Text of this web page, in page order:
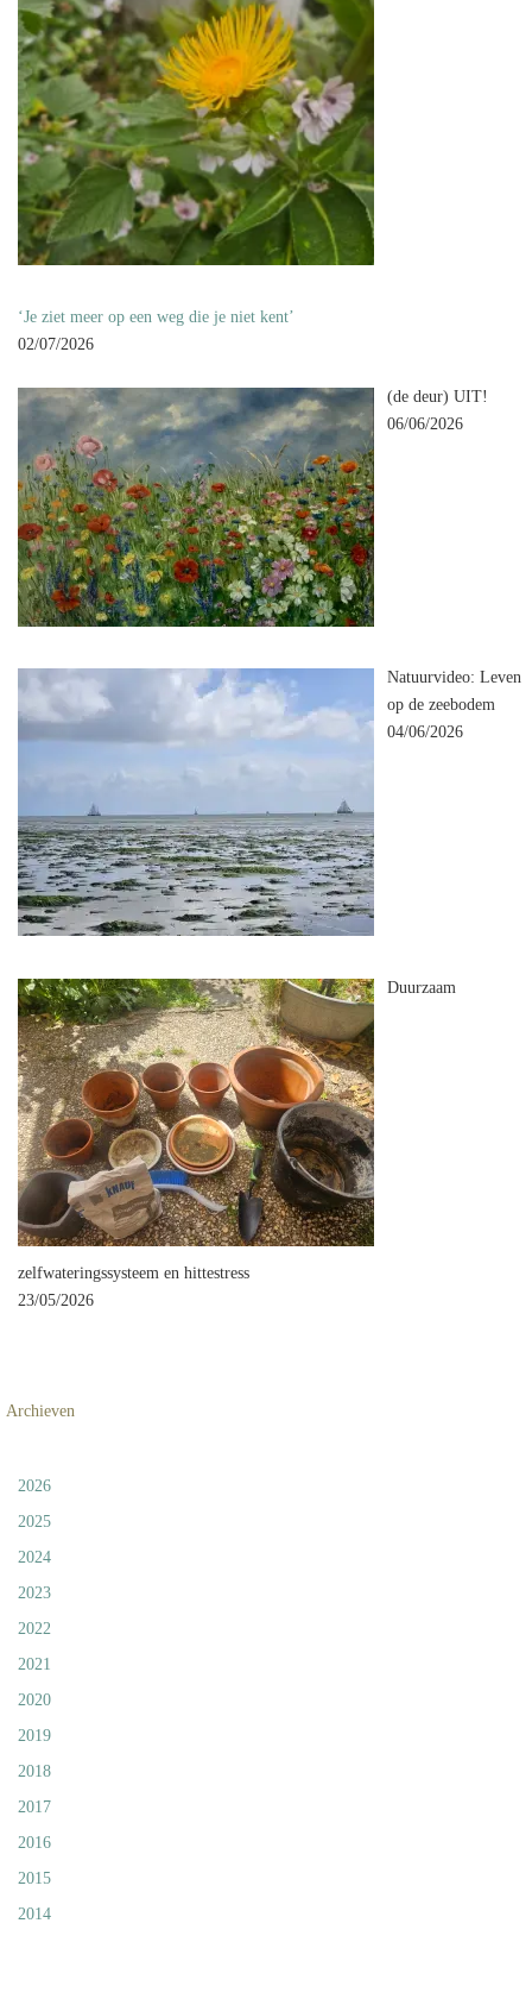
‘Je ziet meer op een weg die je niet kent’
02/07/2026
(de deur) UIT!
06/06/2026
Natuurvideo: Leven
op de zeebodem
04/06/2026
Duurzaam
zelfwateringssysteem en hittestress
23/05/2026
Archieven
2026
2025
2024
2023
2022
2021
2020
2019
2018
2017
2016
2015
2014